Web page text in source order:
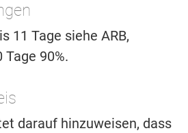
11 Tage siehe ARB,
90%.
darauf hinzuweisen, dass